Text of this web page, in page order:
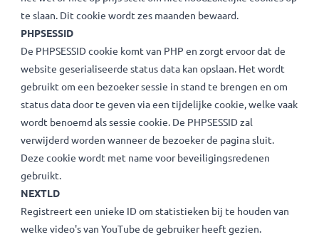
bedoelen wij bedrijven binnen en buiten Europa met wie
samenwerken om een klantprofiel van jou samen te stellen.
Met dit klantprofiel kunnen wij en onze partners, je
gepersonaliseerde advertenties tonen. Daarnaast kunnen
je informeren over relevante producten en diensten op
datakeeper.nl en op andere websites. Met deze cookie-
instelling maken we je bezoek aan de website persoonlijker
en relevanter.
Onderstaande cookies plaatsen we indien je advertenties &
tracking cookies accepteert.
CONSENT